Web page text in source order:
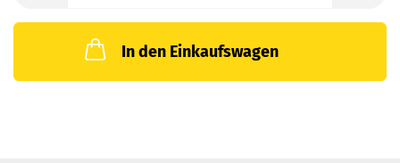
In den Einkaufswagen